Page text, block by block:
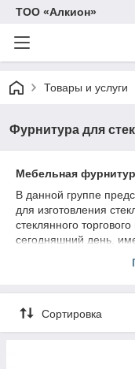
ТОО «Алкион»
Товары и услуги
Фурнитура для
Мебельная
В данной группе
для изготовления
стеклянного
сегодняшний день,
надежна фурнитура,
Сортировка